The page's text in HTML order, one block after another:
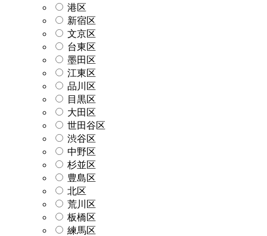
港区
新宿区
文京区
台東区
墨田区
江東区
品川区
目黒区
大田区
世田谷区
渋谷区
中野区
杉並区
豊島区
北区
荒川区
板橋区
練馬区